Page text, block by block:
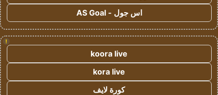
اس جول - AS Goal
!
koora live
kora live
كورة لايف